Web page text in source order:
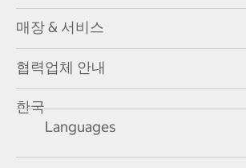
매장 & 서비스
협력업체 안내
한국
Languages